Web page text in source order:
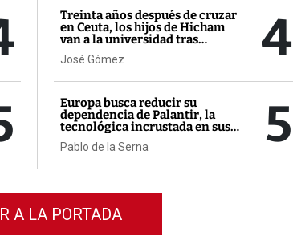
Treinta años después de cruzar
en Ceuta, los hijos de Hicham
van a la universidad tras
bachilleratos de excelencia
José Gómez 4
Europa busca reducir su
dependencia de Palantir, la
tecnológica incrustada en sus
sistemas más sensibles
Pablo de la Serna 5
A LA PORTADA